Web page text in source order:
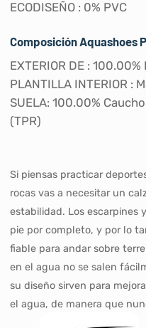
ECODISEÑO : 0% PVC
Composición Aquashoes
EXTERIOR DE :
PLANTILLA INTERIOR :
SUELA: 100.00%
(TPR)
Si piensas practicar
rocas vas a necesitar un
estabilidad. Los escarpines
pie por completo, y por lo
fiable para andar sobre
en el agua no se salen
su diseño sirven para
el agua, de manera que